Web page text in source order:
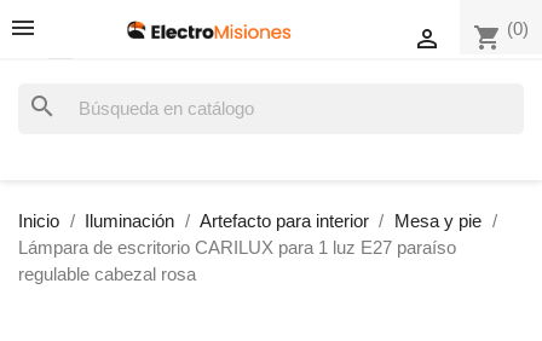
shopping_cart (0)

search
Inicio Iluminación Artefacto para interior
Mesa y pie
Lámpara de escritorio CARILUX para 1 luz E27 paraíso
regulable cabezal rosa